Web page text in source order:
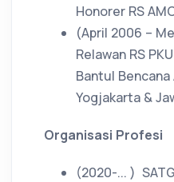
Honorer RS
(April 2006 –
Relawan RS
Bantul Bencana
Yogjakarta &
Organisasi Profesi
(2020-... )